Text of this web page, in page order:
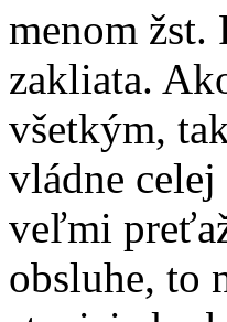
menom žst.
zakliata.
všetkým,
vládne celej
veľmi
obsluhe, to